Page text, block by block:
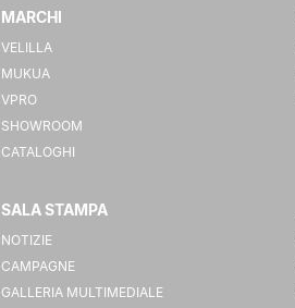
MARCHI
VELILLA
MUKUA
VPRO
SHOWROOM
CATALOGHI
SALA STAMPA
NOTIZIE
CAMPAGNE
GALLERIA MULTIMEDIALE